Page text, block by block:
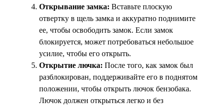
Открывание замка: Вставьте плоскую
отвертку в щель замка и аккуратно поднимите
ее, чтобы освободить замок. Если замок
блокируется, может потребоваться небольшое
усилие, чтобы его открыть.
Открытие лючка: После того, как замок был
разблокирован, поддерживайте его в поднятом
положении, чтобы открыть лючок бензобака.
Лючок должен открыться легко и без